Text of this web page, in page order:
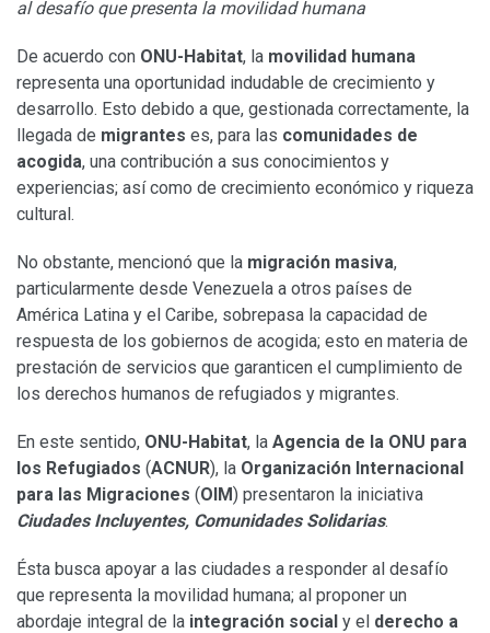
al desafío que presenta la movilidad humana
De acuerdo con ONU-Habitat, la movilidad humana
representa una oportunidad indudable de crecimiento y
desarrollo. Esto debido a que, gestionada correctamente, la
llegada de migrantes es, para las comunidades de
acogida, una contribución a sus conocimientos y
experiencias; así como de crecimiento económico y riqueza
cultural.
No obstante, mencionó que la migración masiva,
particularmente desde Venezuela a otros países de
América Latina y el Caribe, sobrepasa la capacidad de
respuesta de los gobiernos de acogida; esto en materia de
prestación de servicios que garanticen el cumplimiento de
los derechos humanos de refugiados y migrantes.
En este sentido, ONU-Habitat, la Agencia de la ONU para
los Refugiados (ACNUR), la Organización Internacional
para las Migraciones (OIM) presentaron la iniciativa
Ciudades Incluyentes, Comunidades Solidarias.
Ésta busca apoyar a las ciudades a responder al desafío
que representa la movilidad humana; al proponer un
abordaje integral de la integración social y el derecho a